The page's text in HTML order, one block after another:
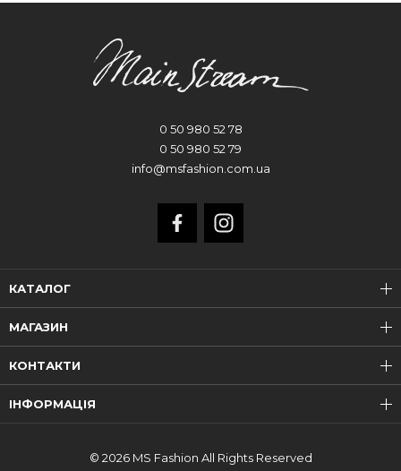
КАТАЛОГ
МАГАЗИН
0 50 980 52 78
0 50 980 52 79
info@msfashion.com.ua
КОНТАКТИ
ІНФОРМАЦІЯ
© 2026 MS Fashion All Rights Reserved